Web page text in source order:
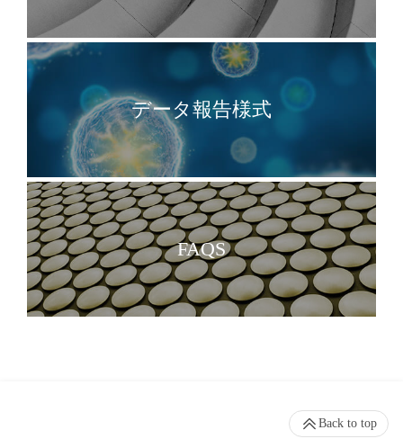
データ報告様式
FAQS
Back to top